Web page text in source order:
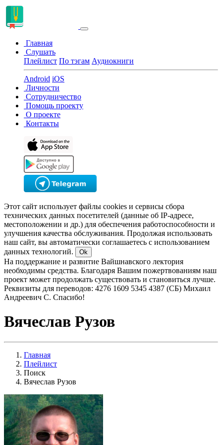
Главная
Слушать
Плейлист По тэгам Аудиокниги
Android iOS
Личности
Сотрудничество
Помощь проекту
О проекте
Контакты
Этот сайт использует файлы cookies и сервисы сбора
технических данных посетителей (данные об IP-адресе,
местоположении и др.) для обеспечения работоспособности и
улучшения качества обслуживания. Продолжая использовать
наш сайт, вы автоматически соглашаетесь с использованием
данных технологий.
Ok
На поддержание и развитие Вайшнавского лектория
необходимы средства. Благодаря Вашим пожертвованиям наш
проект может продолжать существовать и становиться лучше.
Реквизиты для переводов: 4276 1609 5345 4387 (СБ) Михаил
Андреевич С. Спасибо!
Вячеслав Рузов
Главная
Плейлист
Поиск
Вячеслав Рузов